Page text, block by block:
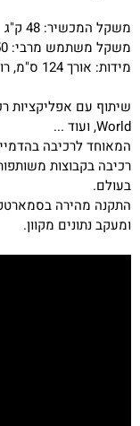
משקל המכשיר: 48 ק"ג
משקל משתמש מרבי: 150 ק"ג
מידות: אורך 124 ס"מ, רוחב 54 ס"מ, גובה 132 ס"מ
World, ועוד ...
המאוחד לרכיבה
רכיבה בקבוצות
בעולם.
ומעקב נתונים מקוון.